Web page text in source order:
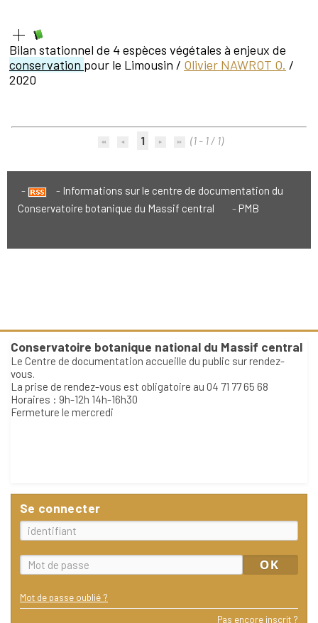
Bilan stationnel de 4 espèces végétales à enjeux de
conservation pour le Limousin / Olivier NAWROT O. /
2020
1 (1 - 1 / 1)
Informations sur le centre de documentation du
Conservatoire botanique du Massif central
PMB
Conservatoire botanique national du Massif central
Le Centre de documentation accueille du public sur rendez-
vous.
La prise de rendez-vous est obligatoire au 04 71 77 65 68
Horaires : 9h-12h 14h-16h30
Fermeture le mercredi
Se connecter
Mot de passe oublié ?
Pas encore inscrit ?